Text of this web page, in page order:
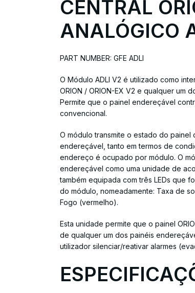
CENTRAL
ANALÓGICO
PART NUMBER: GFE ADLI
O Módulo ADLI V2 é utilizado como
ORION / ORION-EX V2 e qualquer um
Permite que o painel endereçável
convencional.
O módulo transmite o estado do painel
endereçável, tanto em termos de
endereço é ocupado por módulo. O
endereçável como uma unidade de
também equipada com três LEDs que
do módulo, nomeadamente: Taxa de
Fogo (vermelho).
Esta unidade permite que o painel
de qualquer um dos painéis
utilizador silenciar/reativar alarmes